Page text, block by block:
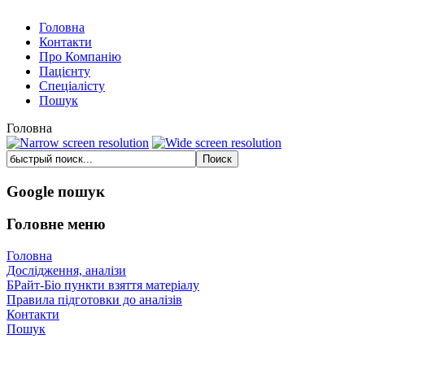
Головна
Контакти
Про Компанію
Пацієнту
Спеціалісту
Пошук
Головна
Google пошук
Головне меню
Головна
Дослідження, аналізи
БРайт-Біо пункти взяття матеріалу
Правила підготовки до аналізів
Контакти
Пошук